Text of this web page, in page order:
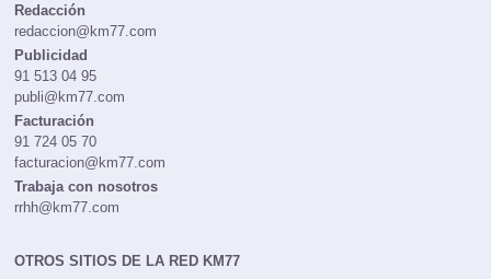
Redacción
redaccion@km77.com
Publicidad
91 513 04 95
publi@km77.com
Facturación
91 724 05 70
facturacion@km77.com
Trabaja con nosotros
rrhh@km77.com
OTROS SITIOS DE LA RED KM77